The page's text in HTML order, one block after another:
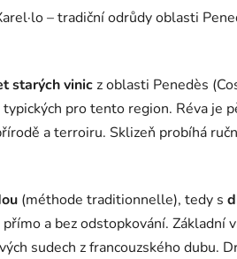
– tradiční odrůdy oblasti
starých vinicz oblasti Penedès
typických pro tento region. Réva je
a terroiru. Sklizeň probíhá
(méthode traditionnelle), tedy s
a bez odstopkování. Základní
sudech z francouzského dubu.